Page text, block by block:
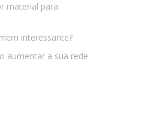
material para
interessante?
aumentar a sua rede